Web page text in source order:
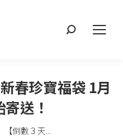
搜
春珍寶福袋 1月
送！
【倒數３天...